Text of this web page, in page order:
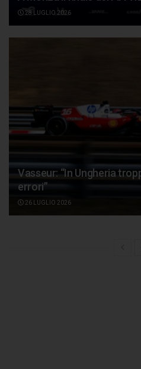
28 LUGLIO 2026
Vasseur: “In Ungheria
errori”
26 LUGLIO 2026